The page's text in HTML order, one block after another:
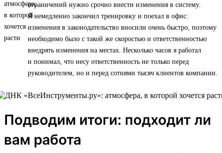
ограничений нужно срочно внести изменения в систему.
Я немедленно закончил тренировку и поехал в офис:
изменения в законодательство вносили очень быстро, поэтому
необходимо было с такой же скоростью и ответственностью
внедрять изменения на местах. Несколько часов я работал
и понимал, что несу ответственность не только перед
руководителем, но и перед сотнями тысяч клиентов компании.
Подводим итоги: подходит ли
вам работа